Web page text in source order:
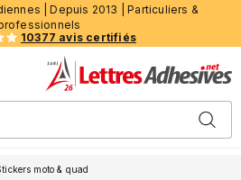
| Depuis 2013 | Particuliers &
10377 avis certifiés
moto & quad